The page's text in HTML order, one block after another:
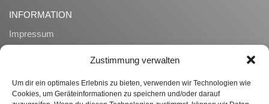
Zustimmung verwalten
Um dir ein optimales Erlebnis zu bieten, verwenden wir Technologien wie
Cookies, um Geräteinformationen zu speichern und/oder darauf
INFORMATION
Impressum
Zahlung und Lieferung
Widerrufsrecht